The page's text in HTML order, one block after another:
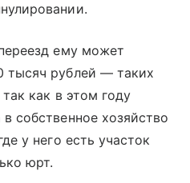
ему может
тысяч рублей — таких
так как в этом году
собственное хозяйство
у него есть участок
юрт.